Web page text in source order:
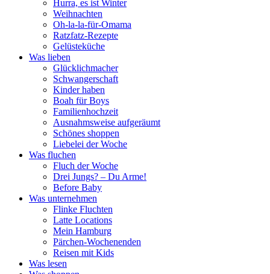
Hurra, es ist Winter
Weihnachten
Oh-la-la-für-Omama
Ratzfatz-Rezepte
Gelüsteküche
Was lieben
Glücklichmacher
Schwangerschaft
Kinder haben
Boah für Boys
Familienhochzeit
Ausnahmsweise aufgeräumt
Schönes shoppen
Liebelei der Woche
Was fluchen
Fluch der Woche
Drei Jungs? – Du Arme!
Before Baby
Was unternehmen
Flinke Fluchten
Latte Locations
Mein Hamburg
Pärchen-Wochenenden
Reisen mit Kids
Was lesen